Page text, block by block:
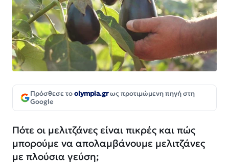
Πρόσθεσε τοolympia.grως προτιμώμενη πηγή στη
Google
Πότε οι μελιτζάνες είναι πικρές και πώς
μπορούμε να απολαμβάνουμε μελιτζάνες
με πλούσια γεύση;